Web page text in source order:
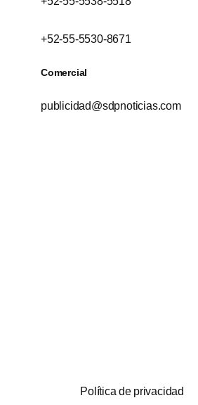
+52-55-5530-8671
Comercial
publicidad@sdpnoticias.com
Política de privacidad